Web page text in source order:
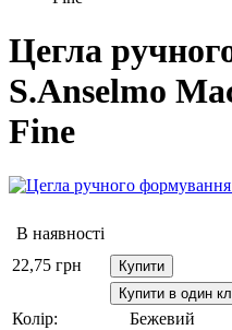
Цегла
S.Anselmo
Fine
В наявності
22,75 грн
Купити
Купити в один
Колір:
Бежевий